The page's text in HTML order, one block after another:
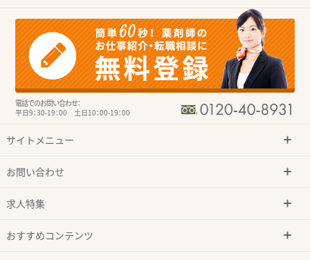
電話でのお問い合わせ：
平日9：30-19：00 土日10：00-19：00
サイトメニュー
お問い合わせ
求人特集
おすすめコンテンツ